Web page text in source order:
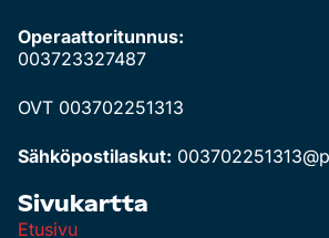
Operaattoritunnus:
003723327487
OVT 003702251313
Sähköpostilaskut:
Sivukartta
Etusivu